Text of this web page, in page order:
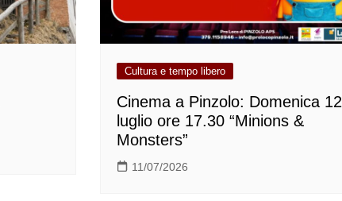
Cultura e tempo libero
Cinema a Pinzolo: Domenica 12
luglio ore 17.30 “Minions &
Monsters”
11/07/2026